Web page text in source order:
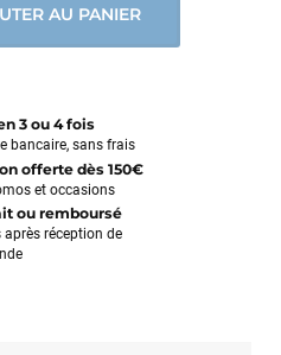
AU PANIER
3 ou 4 fois
bancaire, sans frais
offerte dès 150€
et occasions
ou remboursé
après réception de